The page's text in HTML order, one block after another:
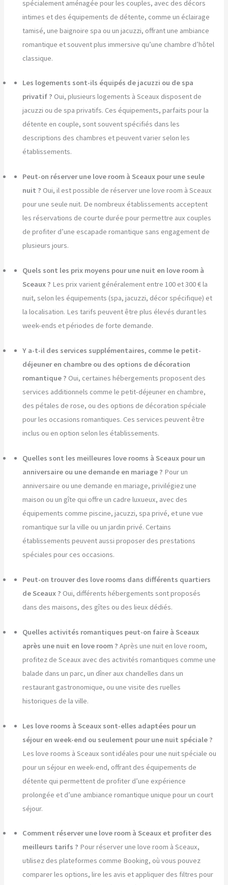
spécialement aménagée pour les couples, avec des décors
intimes et des équipements de détente, comme un éclairage
tamisé, une baignoire spa ou un jacuzzi, offrant une ambiance
romantique et souvent plus immersive qu’une chambre d’hôtel
classique.
Les logements sont-ils équipés de jacuzzi ou de spa
privatif ? Oui, plusieurs logements à Sceaux disposent de
jacuzzi ou de spa privatifs. Ces équipements, parfaits pour la
détente en couple, sont souvent spécifiés dans les
descriptions des chambres et peuvent varier selon les
établissements.
Peut-on réserver une love room à Sceaux pour une seule
nuit ? Oui, il est possible de réserver une love room à Sceaux
pour une seule nuit. De nombreux établissements acceptent
les réservations de courte durée pour permettre aux couples
de profiter d’une escapade romantique sans engagement de
plusieurs jours.
Quels sont les prix moyens pour une nuit en love room à
Sceaux ? Les prix varient généralement entre 100 et 300 € la
nuit, selon les équipements (spa, jacuzzi, décor spécifique) et
la localisation. Les tarifs peuvent être plus élevés durant les
week-ends et périodes de forte demande.
Y a-t-il des services supplémentaires, comme le petit-
déjeuner en chambre ou des options de décoration
romantique ? Oui, certaines hébergements proposent des
services additionnels comme le petit-déjeuner en chambre,
des pétales de rose, ou des options de décoration spéciale
pour les occasions romantiques. Ces services peuvent être
inclus ou en option selon les établissements.
Quelles sont les meilleures love rooms à Sceaux pour un
anniversaire ou une demande en mariage ? Pour un
anniversaire ou une demande en mariage, privilégiez une
maison ou un gîte qui offre un cadre luxueux, avec des
équipements comme piscine, jacuzzi, spa privé, et une vue
romantique sur la ville ou un jardin privé. Certains
établissements peuvent aussi proposer des prestations
spéciales pour ces occasions.
Peut-on trouver des love rooms dans différents quartiers
de Sceaux ? Oui, différents hébergements sont proposés
dans des maisons, des gîtes ou des lieux dédiés.
Quelles activités romantiques peut-on faire à Sceaux
après une nuit en love room ? Après une nuit en love room,
profitez de Sceaux avec des activités romantiques comme une
balade dans un parc, un dîner aux chandelles dans un
restaurant gastronomique, ou une visite des ruelles
historiques de la ville.
Les love rooms à Sceaux sont-elles adaptées pour un
séjour en week-end ou seulement pour une nuit spéciale ?
Les love rooms à Sceaux sont idéales pour une nuit spéciale ou
pour un séjour en week-end, offrant des équipements de
détente qui permettent de profiter d’une expérience
prolongée et d’une ambiance romantique unique pour un court
séjour.
Comment réserver une love room à Sceaux et profiter des
meilleurs tarifs ? Pour réserver une love room à Sceaux,
utilisez des plateformes comme Booking, où vous pouvez
comparer les options, lire les avis et appliquer des filtres pour